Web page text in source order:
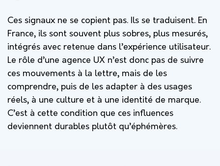
Ces signaux ne se copient pas. Ils se traduisent. En
France, ils sont souvent plus sobres, plus mesurés,
intégrés avec retenue dans l’expérience utilisateur.
Le rôle d’une agence UX n’est donc pas de suivre
ces mouvements à la lettre, mais de les
comprendre, puis de les adapter à des usages
réels, à une culture et à une identité de marque.
C’est à cette condition que ces influences
deviennent durables plutôt qu’éphémères.